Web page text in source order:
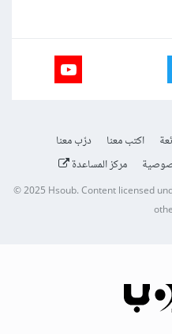
اكتب معنا
درّب معنا
مركز المساعدة
© 2025Hsoub.Content licensed